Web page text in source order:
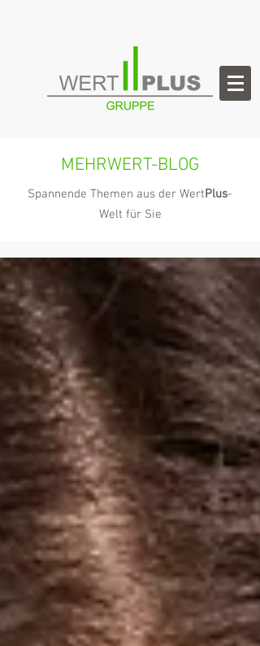
MEHRWERT-BLOG
Spannende Themen aus der WertPlus-
Welt für Sie